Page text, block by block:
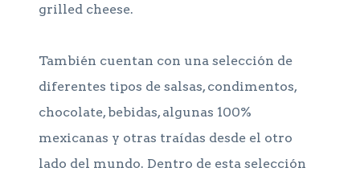
grilled cheese.
También cuentan con una selección de
diferentes tipos de salsas, condimentos,
chocolate, bebidas, algunas 100%
mexicanas y otras traídas desde el otro
lado del mundo. Dentro de esta selección